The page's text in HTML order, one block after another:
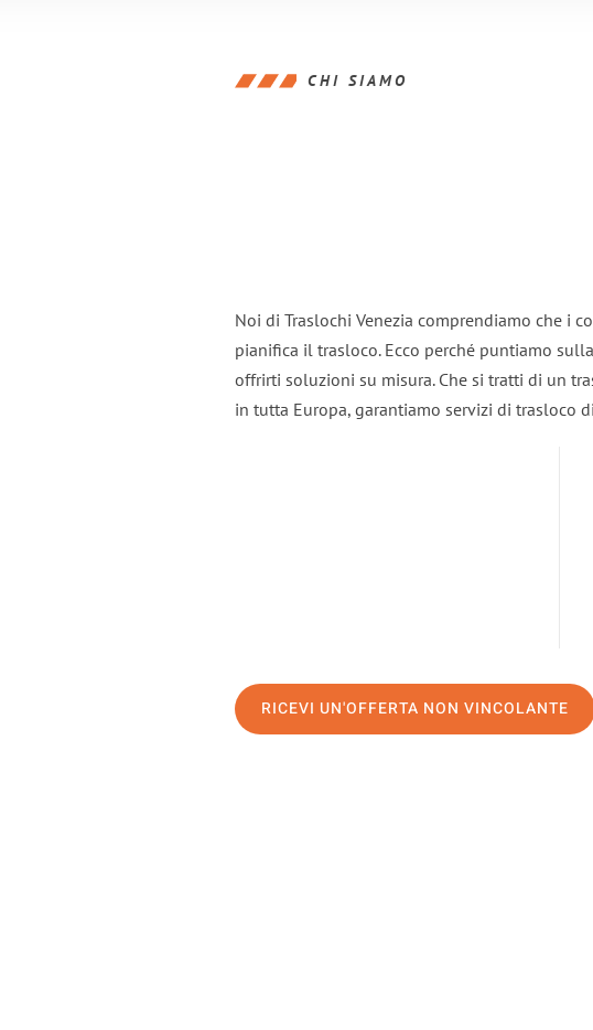
CHI SIAMO
Noi di Traslochi Venezia comprendiamo che i
pianifica il trasloco. Ecco perché puntiamo sulla
offrirti soluzioni su misura. Che si tratti di un
in tutta Europa, garantiamo servizi di trasloco
RICEVI UN'OFFERTA NON VINCOLANTE